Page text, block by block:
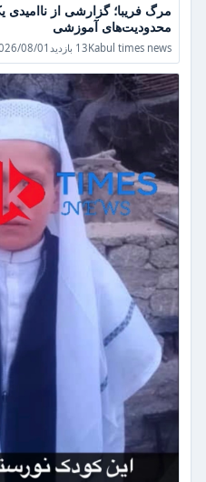
مرگ فریبا؛ گزارشی از ناامیدی
محدودیت‌های آموزشی
Kabul times news13 بازدید 08/01
گزارش‌ها
از
خودکشی
یک
کودک
پس
از
ادعای
آزار
جنسی
در
یک
مدرسه
دینی
خبر
می‌دهند